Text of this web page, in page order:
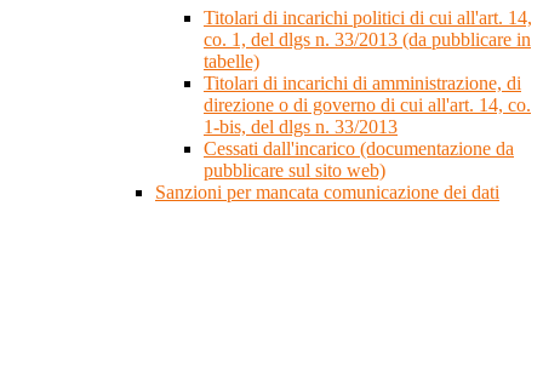
Titolari di incarichi politici di cui all'art. 14,
co. 1, del dlgs n. 33/2013 (da pubblicare in
tabelle)
Titolari di incarichi di amministrazione, di
direzione o di governo di cui all'art. 14, co.
1-bis, del dlgs n. 33/2013
Cessati dall'incarico (documentazione da
pubblicare sul sito web)
Sanzioni per mancata comunicazione dei dati